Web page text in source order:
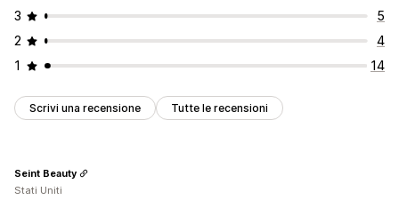
3
5
2
4
1
14
Scrivi una recensione Tutte le recensioni
Seint Beauty
Stati Uniti